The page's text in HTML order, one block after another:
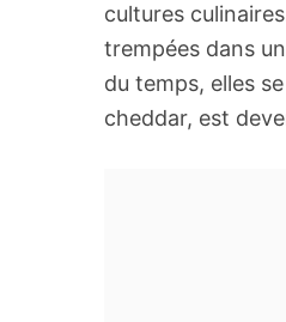
cultures
trempées dans
du temps, elles
cheddar, est